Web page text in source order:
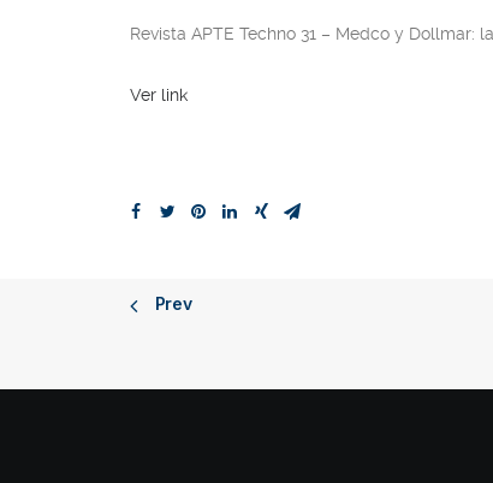
Revista APTE Techno 31 – Medco y Dollmar:
Ver link
Prev